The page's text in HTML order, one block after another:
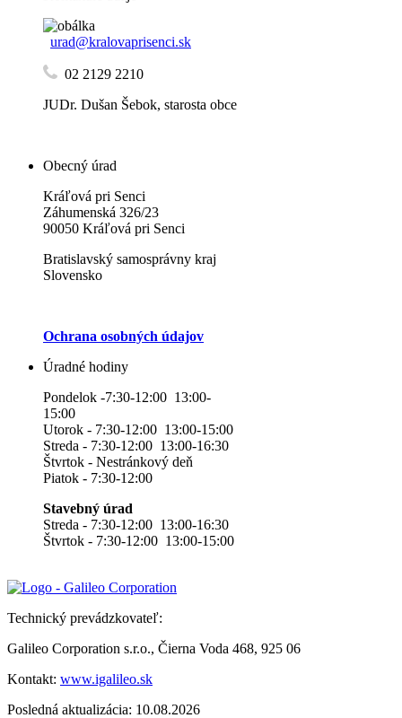
urad@kralovaprisenci.sk
02 2129 2210
JUDr. Dušan Šebok, starosta obce
Obecný úrad
Kráľová pri Senci
Záhumenská 326/23
90050 Kráľová pri Senci
Bratislavský samosprávny kraj
Slovensko
Ochrana osobných údajov
Úradné hodiny
Pondelok -7:30-12:00 13:00-
15:00
Utorok - 7:30-12:00 13:00-15:00
Streda - 7:30-12:00 13:00-16:30
Štvrtok - Nestránkový deň
Piatok - 7:30-12:00
Stavebný úrad
Streda - 7:30-12:00 13:00-16:30
Štvrtok - 7:30-12:00 13:00-15:00
Technický prevádzkovateľ:
Galileo Corporation s.r.o., Čierna Voda 468, 925 06
Kontakt: www.igalileo.sk
Posledná aktualizácia: 10.08.2026